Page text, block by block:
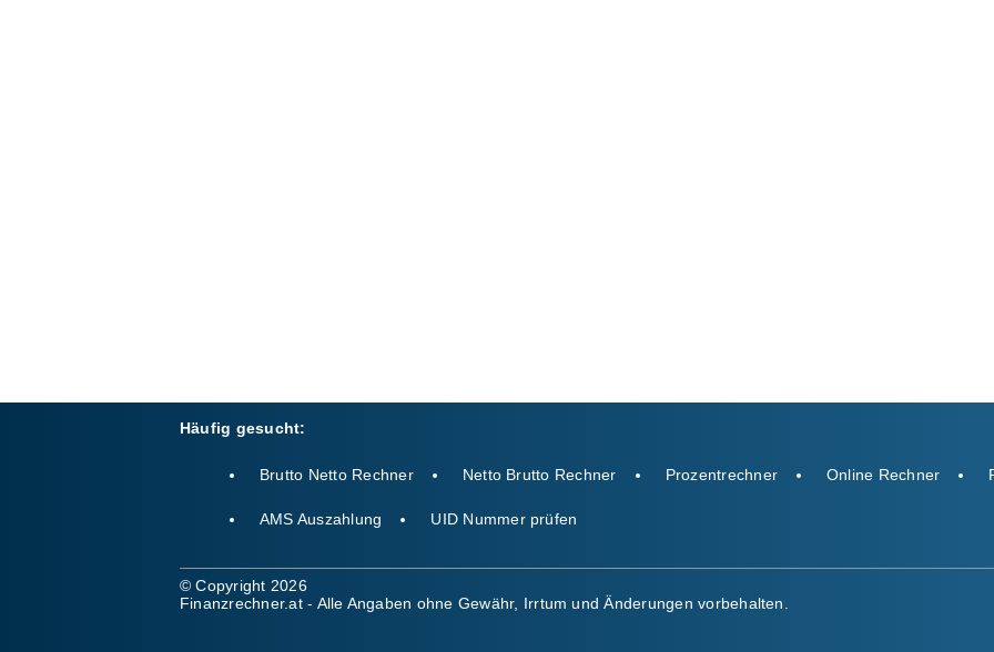
Häufig gesucht:
Brutto Netto Rechner Netto Brutto Rechner Prozentrechner Online Rechner
AMS Auszahlung UID Nummer prüfen
© Copyright 2026
Finanzrechner.at - Alle Angaben ohne Gewähr, Irrtum und Änderungen vorbehalten.